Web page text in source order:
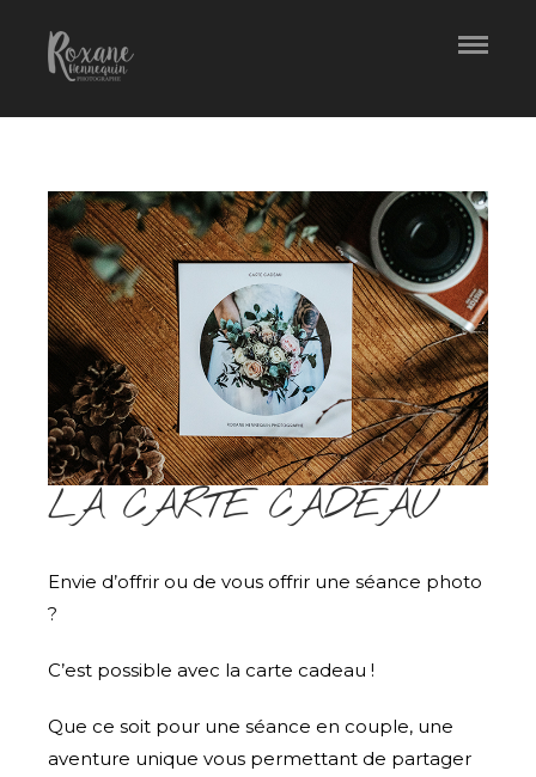
LA CARTE CADEAU
Envie d’offrir ou de vous offrir une séance photo
?
C’est possible avec la carte cadeau !
Que ce soit pour une séance en couple, une
aventure unique vous permettant de partager